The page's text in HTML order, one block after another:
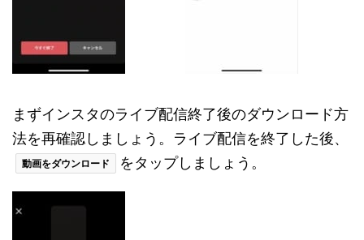
まずインスタのライブ配信終了後のダウンロード方
法を再確認しましょう。ライブ配信を終了した後、
動画をダウンロード をタップしましょう。